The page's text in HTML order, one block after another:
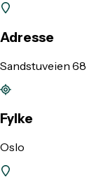
Adresse
Sandstuveien 68
Fylke
Oslo